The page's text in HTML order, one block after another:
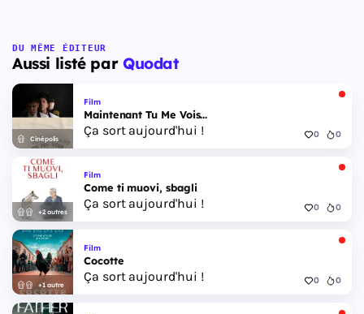
DU MÊME ÉDITEUR
Aussi listé par Quodat
Cinépolis
Film
Maintenant Tu Me Vois...
Ça sort aujourd'hui ! 0 0
+2 autres
Film
Come ti muovi, sbagli
Ça sort aujourd'hui ! 0 0
+1 autre
Film
Cocotte
Ça sort aujourd'hui ! 0 0